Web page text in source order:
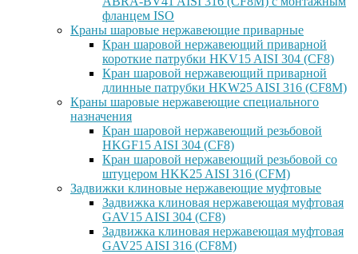
фланцем ISO
Краны шаровые нержавеющие приварные
Кран шаровой нержавеющий приварной
короткие патрубки HKV15 AISI 304 (CF8)
Кран шаровой нержавеющий приварной
длинные патрубки HKW25 AISI 316 (CF8M)
Краны шаровые нержавеющие специального
назначения
Кран шаровой нержавеющий резьбовой
HKGF15 AISI 304 (CF8)
Кран шаровой нержавеющий резьбовой со
штуцером HKK25 AISI 316 (CFM)
Задвижки клиновые нержавеющие муфтовые
Задвижка клиновая нержавеющая муфтовая
GAV15 AISI 304 (CF8)
Задвижка клиновая нержавеющая муфтовая
GAV25 AISI 316 (CF8M)